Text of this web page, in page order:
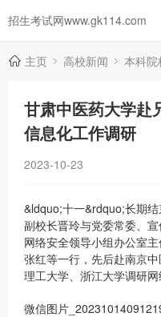
招生考试网www.gk114.com
主页 高校新闻 本科院
甘肃中医药大学赴
信息化工作调研
2023-10-23
&ldquo;十一&rdquo;长期结
副校长晋玲与党委常委、宣
网络安全领导小组办公室
张红等一行，先后赴南京
理工大学、浙江大学调研网
微信图片